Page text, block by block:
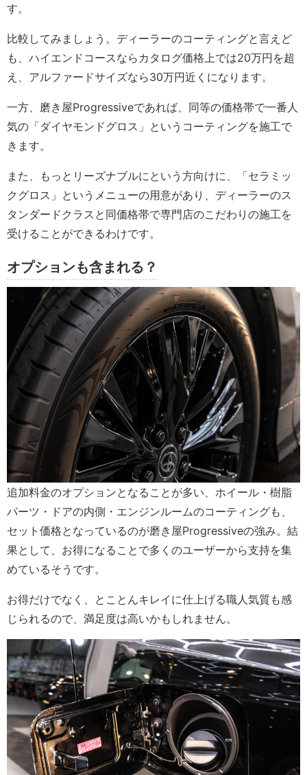
す。
比較してみましょう。ディーラーのコーティングと言えど
も、ハイエンドコースならカタログ価格上では20万円を超
え、アルファードサイズなら30万円近くになります。
一方、磨き屋Progressiveであれば、同等の価格帯で一番人
気の「ダイヤモンドグロス」というコーティングを施工で
きます。
また、もっとリーズナブルにという方向けに、「セラミッ
クグロス」というメニューの用意があり、ディーラーのス
タンダードクラスと同価格帯で専門店のこだわりの施工を
受けることができるわけです。
オプションも含まれる？
追加料金のオプションとなることが多い、ホイール・樹脂
パーツ・ドアの内側・エンジンルームのコーティングも、
セット価格となっているのが磨き屋Progressiveの強み。結
果として、お得になることで多くのユーザーから支持を集
めているそうです。
お得だけでなく、とことんキレイに仕上げる職人気質も感
じられるので、満足度は高いかもしれません。